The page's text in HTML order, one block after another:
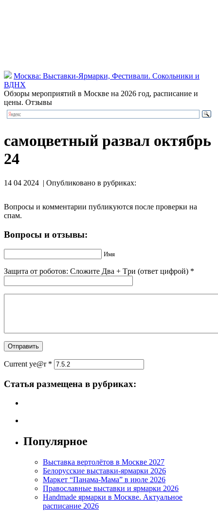
Москва: Выставки-Ярмарки, Фестивали. Сокольники и
ВДНХ
Обзоры мероприятий в Москве на 2026 год, расписание и
цены. Отзывы
самоцветный развал октябрь
24
14 04 2024 | Опубликовано в рубриках:
Вопросы и комментарии публикуются после проверки на
спам.
Вопросы и отзывы:
Имя
Защита от роботов: Сложите Двa + Тpи (ответ цифрой) *
Current ye@r *
Статья размещена в рубриках:
Популярное
Выставка вертолётов в Москве 2027
Белорусские выставки-ярмарки 2026
Маркет “Панама-Мама” в июле 2026
Православные выставки и ярмарки 2026
Handmade ярмарки в Москве. Актуальное
расписание 2026